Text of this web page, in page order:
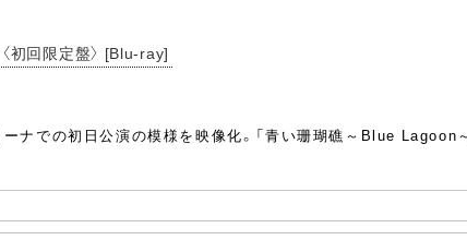
回限定盤〉 [Blu-ray]
での初日公演の模様を映像化。「青い珊瑚礁～Blue Lagoon